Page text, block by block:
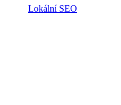
Lokální SEO